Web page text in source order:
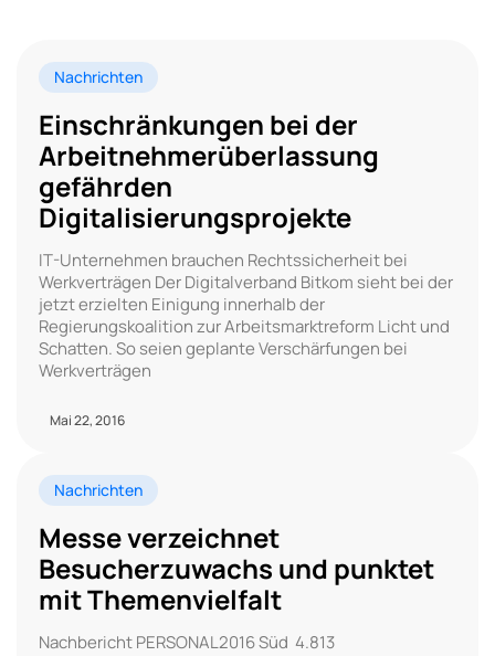
Nachrichten
Einschränkungen bei der
Arbeitnehmerüberlassung
gefährden
Digitalisierungsprojekte
IT-Unternehmen brauchen Rechtssicherheit bei
Werkverträgen Der Digitalverband Bitkom sieht bei der
jetzt erzielten Einigung innerhalb der
Regierungskoalition zur Arbeitsmarktreform Licht und
Schatten. So seien geplante Verschärfungen bei
Werkverträgen
Mai 22, 2016
Nachrichten
Messe verzeichnet
Besucherzuwachs und punktet
mit Themenvielfalt
Nachbericht PERSONAL2016 Süd 4.813